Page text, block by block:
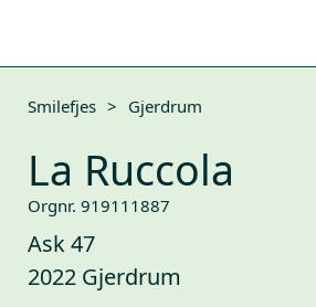
Smilefjes > Gjerdrum
La Ruccola
Orgnr. 919111887
Ask 47
2022 Gjerdrum